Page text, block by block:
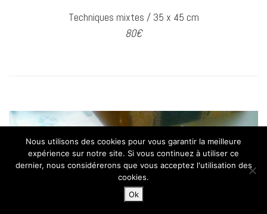
Techniques mixtes / 35 x 45 cm
80€
Nous utilisons des cookies pour vous garantir la meilleure
expérience sur notre site. Si vous continuez à utiliser ce
dernier, nous considérerons que vous acceptez l'utilisation des
cookies.
Ok